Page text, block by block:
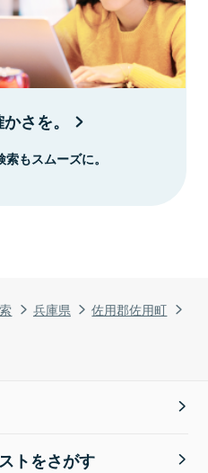
兵庫県
佐用郡佐用町
さを。
もスムーズに。
トをさがす